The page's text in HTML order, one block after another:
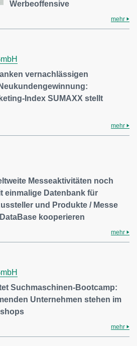
Werbeoffensive
mehr
vernachlässigen
Index SUMAXX stellt
mehr
Messeaktivitäten noch
einmalige Datenbank für
und Produkte / Messe
kooperieren
mehr
Suchmaschinen-Bootcamp:
Unternehmen stehen im
mehr